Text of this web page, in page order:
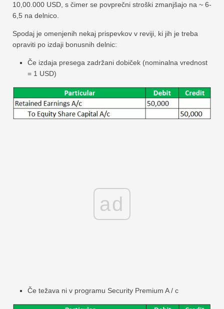
10,00.000 USD, s čimer se povprečni stroški zmanjšajo na ~ 6-
6,5 na delnico.
Spodaj je omenjenih nekaj prispevkov v reviji, ki jih je treba
opraviti po izdaji bonusnih delnic:
Če izdaja presega zadržani dobiček (nominalna vrednost
= 1 USD)
ad
Če težava ni v programu Security Premium A / c